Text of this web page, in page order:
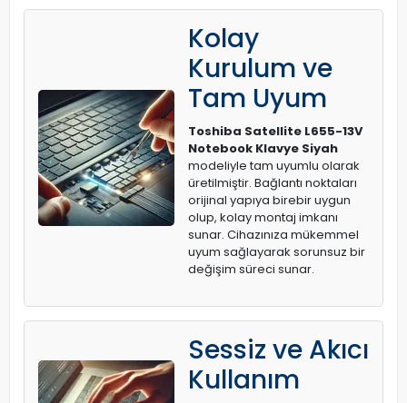
Kolay
Kurulum ve
Tam Uyum
Toshiba Satellite L655-13V
Notebook Klavye Siyah
modeliyle tam uyumlu olarak
üretilmiştir. Bağlantı noktaları
orijinal yapıya birebir uygun
olup, kolay montaj imkanı
sunar. Cihazınıza mükemmel
uyum sağlayarak sorunsuz bir
değişim süreci sunar.
Sessiz ve Akıcı
Kullanım